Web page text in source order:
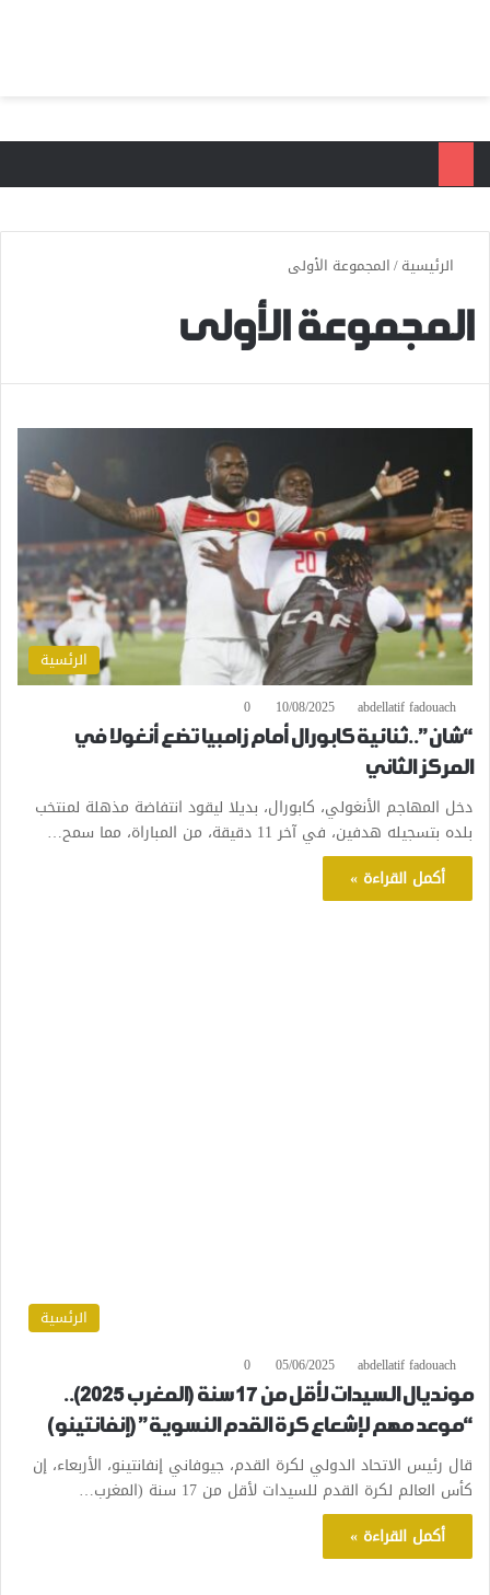
الرئيسية/المجموعة الأولى
المجموعة الأولى
الرئسية
abdellatif fadouach
10/08/2025
0
“شان”..ثنائية كابورال أمام زامبيا تضع أنغولا في
المركز الثاني
دخل المهاجم الأنغولي، كابورال، بديلا ليقود انتفاضة مذهلة لمنتخب
بلده بتسجيله هدفين، في آخر 11 دقيقة، من المباراة، مما سمح…
أكمل القراءة »
الرئسية
abdellatif fadouach
05/06/2025
0
مونديال السيدات لأقل من 17 سنة (المغرب 2025)..
“موعد مهم لإشعاع كرة القدم النسوية” (إنفانتينو)
قال رئيس الاتحاد الدولي لكرة القدم، جيوفاني إنفانتينو، الأربعاء، إن
كأس العالم لكرة القدم للسيدات لأقل من 17 سنة (المغرب…
أكمل القراءة »